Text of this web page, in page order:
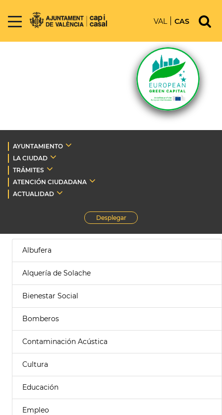
VAL CAS
AYUNTAMIENTO
LA CIUDAD
TRÁMITES
ATENCIÓN CIUDADANA
ACTUALIDAD
Desplegar
Albufera
Alquería de Solache
Bienestar Social
Bomberos
Contaminación Acústica
Cultura
Educación
Empleo